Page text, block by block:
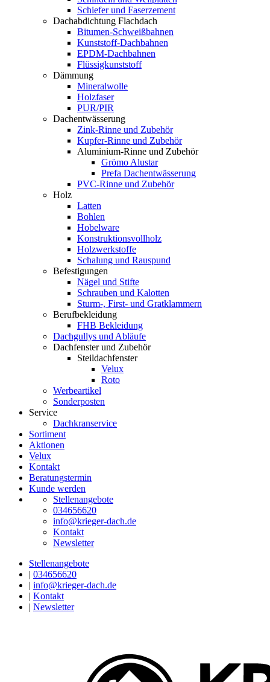
Schiefer und Faserzement
Dachabdichtung Flachdach
Bitumen-Schweißbahnen
Kunststoff-Dachbahnen
EPDM-Dachbahnen
Flüssigkunststoff
Dämmung
Mineralwolle
Holzfaser
PUR/PIR
Dachentwässerung
Zink-Rinne und Zubehör
Kupfer-Rinne und Zubehör
Aluminium-Rinne und Zubehör
Grömo Alustar
Prefa Dachentwässerung
PVC-Rinne und Zubehör
Holz
Latten
Bohlen
Hobelware
Konstruktionsvollholz
Holzwerkstoffe
Schalung und Rauspund
Befestigungen
Nägel und Stifte
Schrauben und Kalotten
Sturm-, First- und Gratklammern
Berufbekleidung
FHB Bekleidung
Dachgullys und Abläufe
Dachfenster und Zubehör
Steildachfenster
Velux
Roto
Werbeartikel
Sonderposten
Service
Dachkranservice
Sortiment
Aktionen
Velux
Kontakt
Beratungstermin
Kunde werden
Stellenangebote
034656620
info@krieger-dach.de
Kontakt
Newsletter
Stellenangebote
| 034656620
| info@krieger-dach.de
| Kontakt
| Newsletter